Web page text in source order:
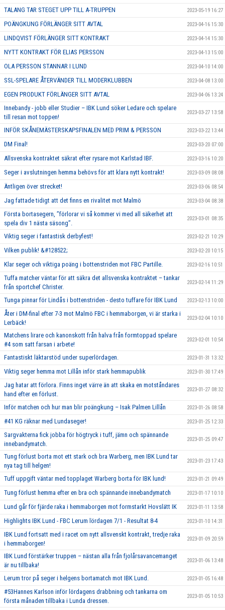
TALANG TAR STEGET UPP TILL A-TRUPPEN 2023-05-19 16:27
POÄNGKUNG FÖRLÄNGER SITT AVTAL 2023-04-16 15:30
LINDQVIST FÖRLÄNGER SITT KONTRAKT 2023-04-14 15:30
NYTT KONTRAKT FÖR ELIAS PERSSON 2023-04-13 15:00
OLA PERSSON STANNAR I LUND 2023-04-10 14:00
SSL-SPELARE ÅTERVÄNDER TILL MODERKLUBBEN 2023-04-08 13:00
EGEN PRODUKT FÖRLÄNGER SITT AVTAL 2023-04-06 13:24
Innebandy - jobb eller Studier – IBK Lund söker Ledare och spelare
till resan mot toppen!
2023-03-27 13:58
INFÖR SKÅNEMÄSTERSKAPSFINALEN MED PRIM & PERSSON 2023-03-22 13:44
DM Final! 2023-03-20 07:00
Allsvenska kontraktet säkrat efter rysare mot Karlstad IBF. 2023-03-16 10:20
Seger i avslutningen hemma behövs för att klara nytt kontrakt! 2023-03-09 08:08
Äntligen över strecket! 2023-03-06 08:54
Jag fattade tidigt att det finns en rivalitet mot Malmö 2023-03-04 08:38
Första bortasegern, ’’förlorar vi så kommer vi med all säkerhet att
spela div 1 nästa säsong’’.
2023-03-01 08:35
Viktig seger i fantastisk derbyfest! 2023-02-21 10:29
Vilken publik! &#128522; 2023-02-20 10:15
Klar seger och viktiga poäng i bottenstriden mot FBC Partille. 2023-02-16 10:51
Tuffa matcher väntar för att säkra det allsvenska kontraktet – tankar
från sportchef Christer.
2023-02-14 11:29
Tunga pinnar för Lindås i bottenstriden - desto tuffare för IBK Lund 2023-02-13 10:00
Åter i DM-final efter 7-3 mot Malmö FBC i hemmaborgen, vi är starka i
Lerbäck!
2023-02-04 10:10
Matchens lirare och kanonskott från halva från formtoppad spelare
#4 som satt farsan i arbete!
2023-02-01 10:54
Fantastiskt läktarstöd under superlördagen. 2023-01-31 13:32
Viktig seger hemma mot Lillån inför stark hemmapublik 2023-01-30 17:49
Jag hatar att förlora. Finns inget värre än att skaka en motståndares
hand efter en förlust.
2023-01-27 08:32
Inför matchen och hur man blir poängkung – Isak Palmen Lillån 2023-01-26 08:58
#41 KG räknar med Lundaseger! 2023-01-25 12:33
Sargvakterna fick jobba för högtryck i tuff, jämn och spännande
innebandymatch.
2023-01-25 09:47
Tung förlust borta mot ett stark och bra Warberg, men IBK Lund tar
nya tag till helgen!
2023-01-23 17:43
Tuff uppgift väntar med topplaget Warberg borta för IBK lund! 2023-01-21 09:49
Tung förlust hemma efter en bra och spännande innebandymatch 2023-01-17 10:10
Lund går för fjärde raka i hemmaborgen mot formstarkt Hovslätt IK 2023-01-11 13:58
Highlights IBK Lund - FBC Lerum lördagen 7/1 - Resultat 8-4 2023-01-10 14:31
IBK Lund fortsatt med i racet om nytt allsvenskt kontrakt, tredje raka
i hemmaborgen!
2023-01-09 20:59
IBK Lund förstärker truppen – nästan alla från fjolårsavancemanget
är nu tillbaka!
2023-01-06 13:48
Lerum tror på seger i helgens bortamatch mot IBK Lund. 2023-01-05 16:48
#53Hannes Karlson inför lördagens drabbning och tankarna om
första månaden tillbaka i Lunda dressen.
2023-01-05 10:53